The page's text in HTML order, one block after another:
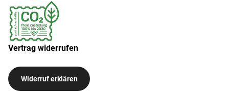
Vertrag widerrufen
Widerruf erklären